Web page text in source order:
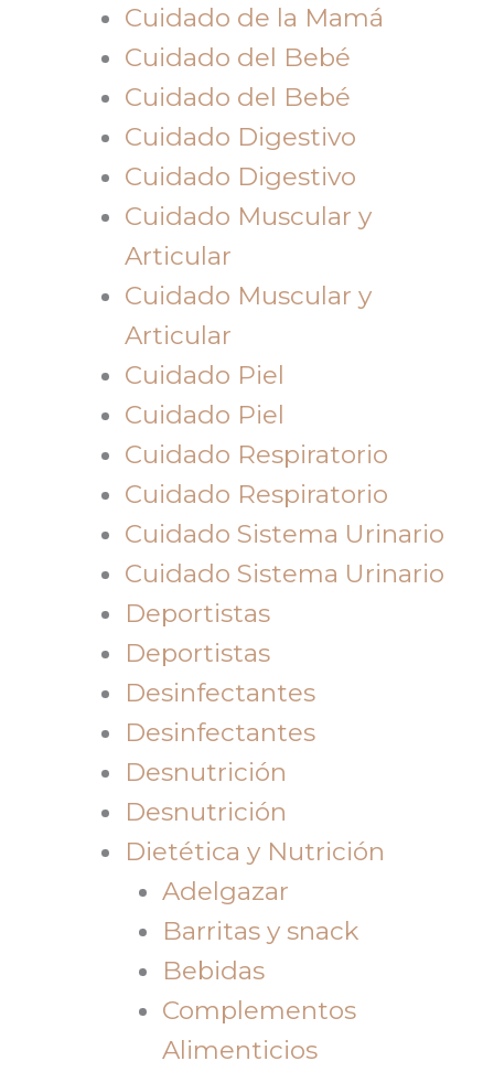
Cuidado de la Mamá
Cuidado del Bebé
Cuidado del Bebé
Cuidado Digestivo
Cuidado Digestivo
Cuidado Muscular y
Articular
Cuidado Muscular y
Articular
Cuidado Piel
Cuidado Piel
Cuidado Respiratorio
Cuidado Respiratorio
Cuidado Sistema Urinario
Cuidado Sistema Urinario
Deportistas
Deportistas
Desinfectantes
Desinfectantes
Desnutrición
Desnutrición
Dietética y Nutrición
Adelgazar
Barritas y snack
Bebidas
Complementos
Alimenticios